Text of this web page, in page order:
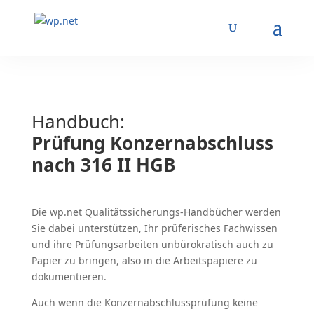
Handbuch:
Prüfung Konzernabschluss
nach 316 II HGB
Die wp.net Qualitätssicherungs-Handbücher werden
Sie dabei unterstützen, Ihr prüferisches Fachwissen
und ihre Prüfungsarbeiten unbürokratisch auch zu
Papier zu bringen, also in die Arbeitspapiere zu
dokumentieren.
Auch wenn die Konzernabschlussprüfung keine